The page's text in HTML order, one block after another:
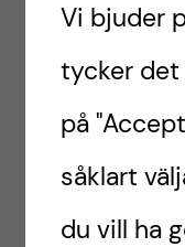
Vi bjuder
tycker det
på
såklart
du vill ha